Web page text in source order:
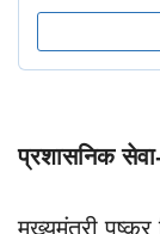
प्रशासनिक
मुख्यमंत्री